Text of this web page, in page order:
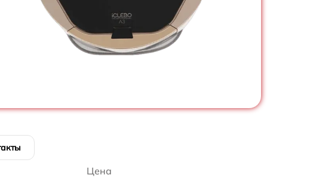
Цена